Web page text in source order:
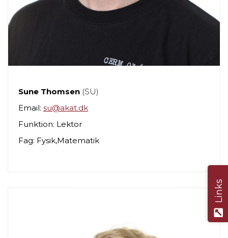
Sune Thomsen (SU)
Email: su@akat.dk
Funktion: Lektor
Fag: Fysik,Matematik
Links